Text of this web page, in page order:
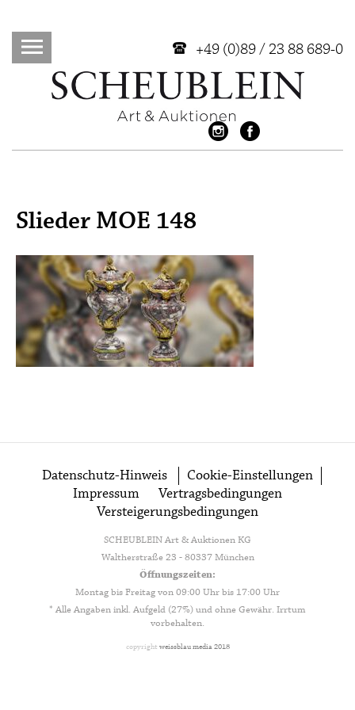
+49 (0)89 / 23 88 689-0
Slieder MOE 148
Datenschutz-Hinweis
Cookie-Einstellungen
Impressum
Vertragsbedingungen
Versteigerungsbedingungen
SCHEUBLEIN Art & Auktionen KG
Waltherstraße 23 - 80337 München
Öffnungszeiten:
Montag bis Freitag von 09:00 Uhr bis 17:00 Uhr
* Alle Angaben inkl. Aufgeld (27%) und ohne Gewähr. Irrtum
vorbehalten.
copyright weissblau media 2018